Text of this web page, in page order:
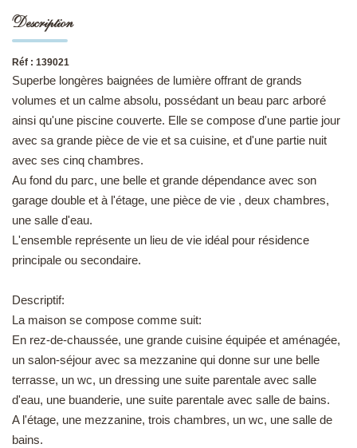
Description
Réf : 139021
Superbe longères baignées de lumière offrant de grands
volumes et un calme absolu, possédant un beau parc arboré
ainsi qu'une piscine couverte. Elle se compose d'une partie jour
avec sa grande pièce de vie et sa cuisine, et d'une partie nuit
avec ses cinq chambres.
Au fond du parc, une belle et grande dépendance avec son
garage double et à l'étage, une pièce de vie , deux chambres,
une salle d'eau.
L'ensemble représente un lieu de vie idéal pour résidence
principale ou secondaire.
Descriptif:
La maison se compose comme suit:
En rez-de-chaussée, une grande cuisine équipée et aménagée,
un salon-séjour avec sa mezzanine qui donne sur une belle
terrasse, un wc, un dressing une suite parentale avec salle
d'eau, une buanderie, une suite parentale avec salle de bains.
A l'étage, une mezzanine, trois chambres, un wc, une salle de
bains.